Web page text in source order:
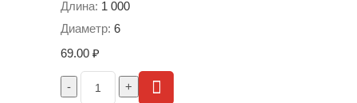
1 000
6
69.00 ₽